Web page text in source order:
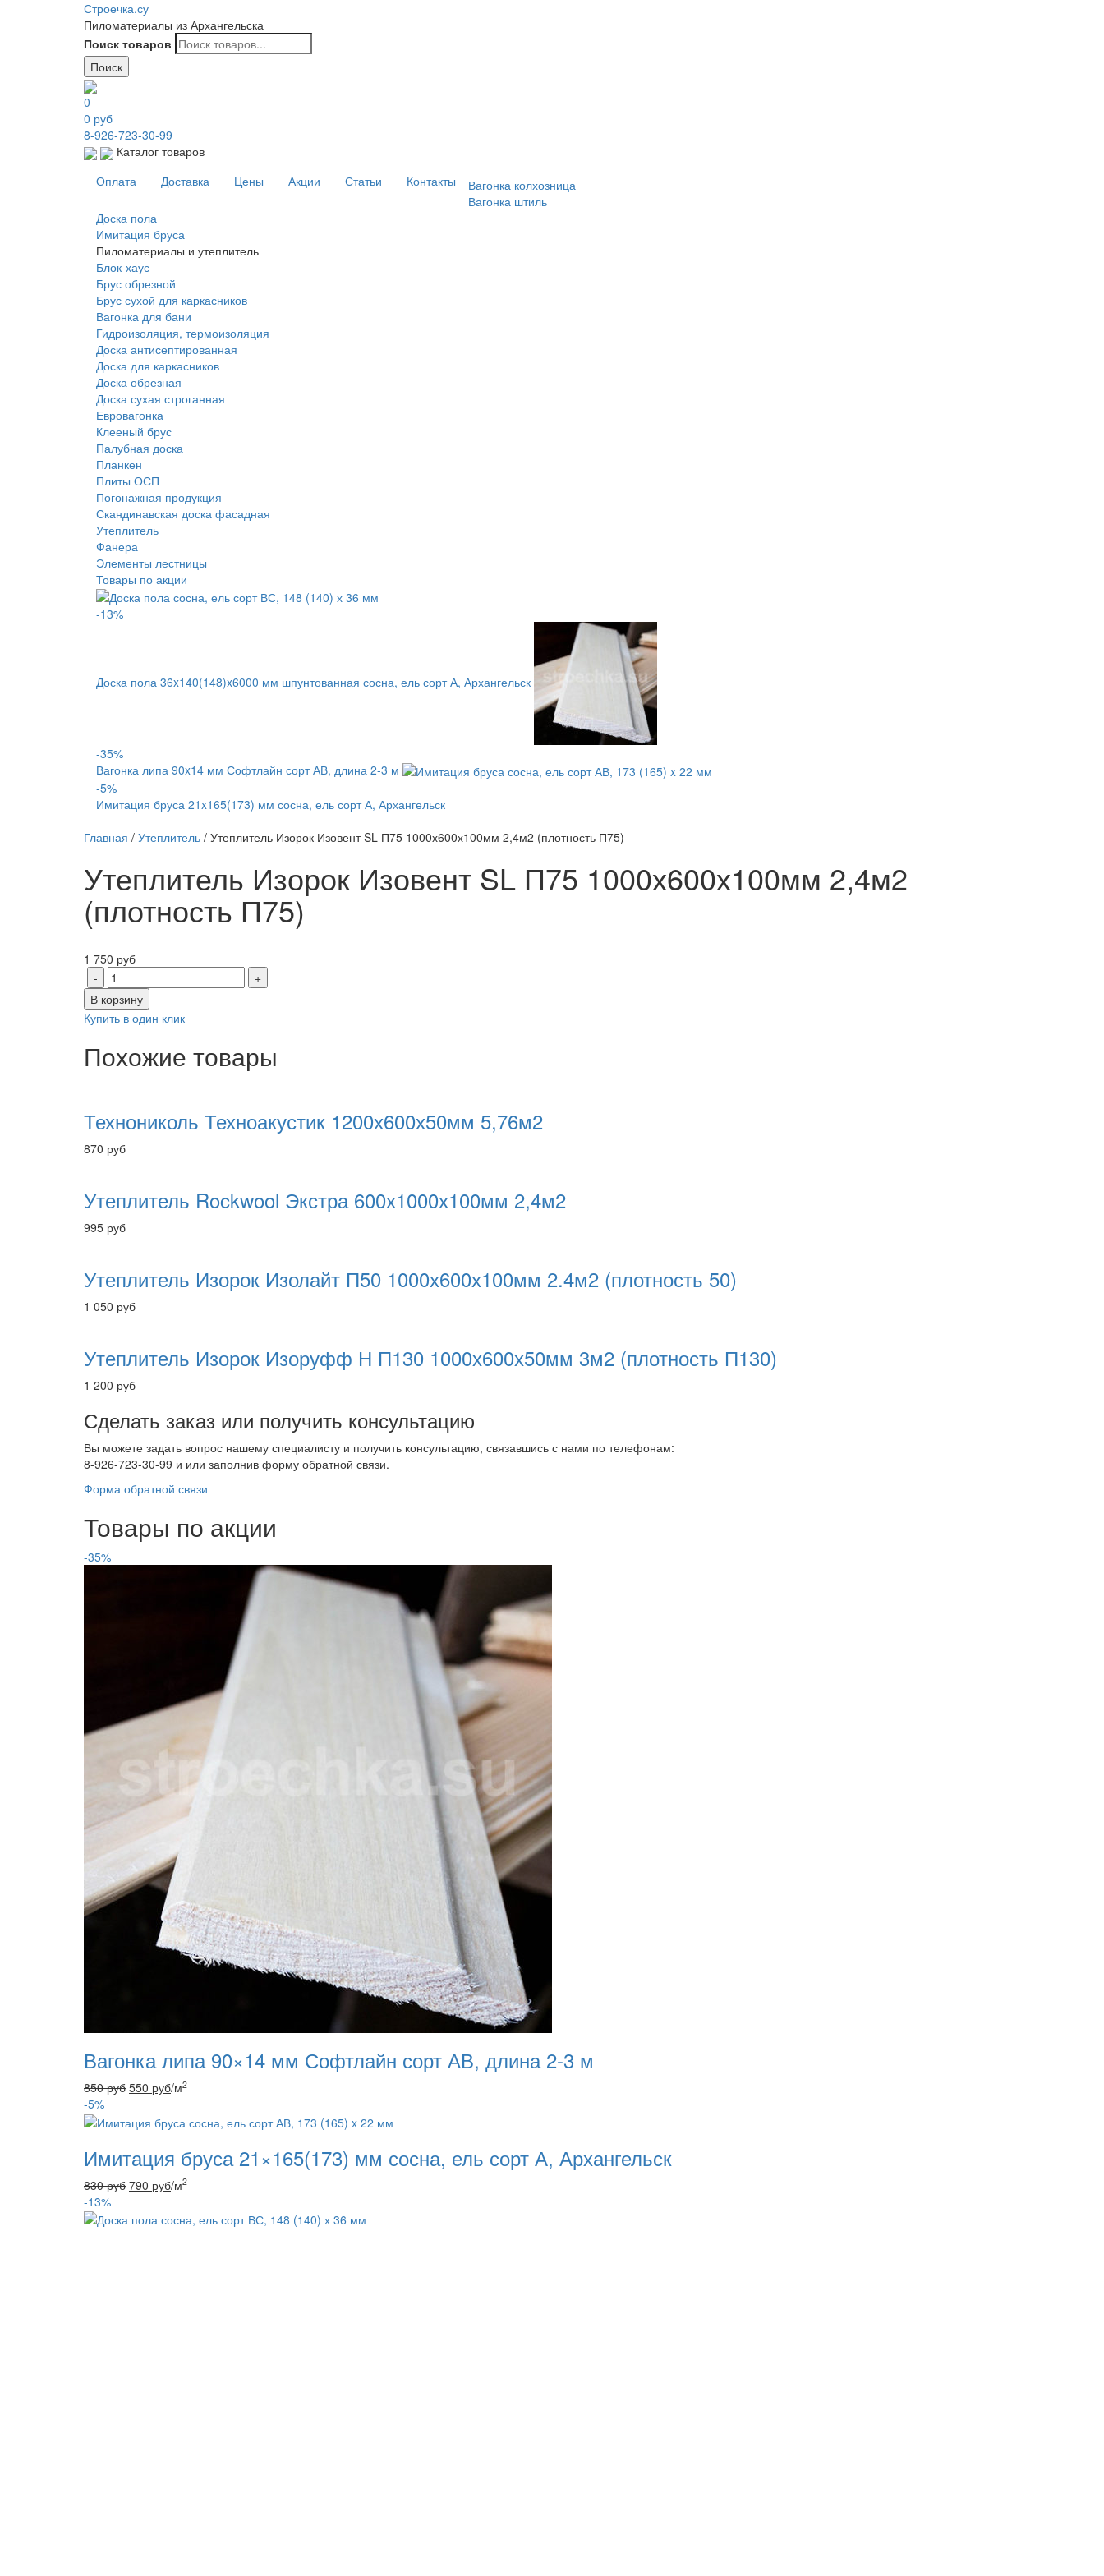
Строечка.су
Пиломатериалы из Архангельска
Поиск товаров
Поиск
0
0 руб
8-926-723-30-99
Каталог товаров
Оплата
Доставка Цены Акции Статьи Контакты
Вагонка колхозница
Вагонка штиль
Доска пола
Имитация бруса
Пиломатериалы и утеплитель
Блок-хаус
Брус обрезной
Брус сухой для каркасников
Вагонка для бани
Гидроизоляция, термоизоляция
Доска антисептированная
Доска для каркасников
Доска обрезная
Доска сухая строганная
Евровагонка
Клееный брус
Палубная доска
Планкен
Плиты ОСП
Погонажная продукция
Скандинавская доска фасадная
Утеплитель
Фанера
Элементы лестницы
Товары по акции
-13%
Доска пола 36x140(148)x6000 мм шпунтованная сосна, ель сорт А, Архангельск
-35%
Вагонка липа 90x14 мм Софтлайн сорт АВ, длина 2-3 м
-5%
Имитация бруса 21x165(173) мм сосна, ель сорт А, Архангельск
Главная / Утеплитель / Утеплитель Изорок Изовент SL П75 1000х600х100мм 2,4м2 (плотность П75)
Утеплитель Изорок Изовент SL П75 1000х600х100мм 2,4м2
(плотность П75)
1 750 руб
В корзину
Купить в один клик
Похожие товары
Технониколь Техноакустик 1200х600х50мм 5,76м2
870 руб
Утеплитель Rockwool Экстра 600х1000х100мм 2,4м2
995 руб
Утеплитель Изорок Изолайт П50 1000х600х100мм 2.4м2 (плотность 50)
1 050 руб
Утеплитель Изорок Изоруфф Н П130 1000х600х50мм 3м2 (плотность П130)
1 200 руб
Сделать заказ или получить консультацию
Вы можете задать вопрос нашему специалисту и получить консультацию, связавшись с нами по телефонам:
8-926-723-30-99 и или заполнив форму обратной связи.
Форма обратной связи
Товары по акции
-35%
Вагонка липа 90×14 мм Софтлайн сорт АВ, длина 2-3 м
850руб 550 руб/м2
-5%
Имитация бруса 21×165(173) мм сосна, ель сорт А, Архангельск
830руб 790 руб/м2
-13%